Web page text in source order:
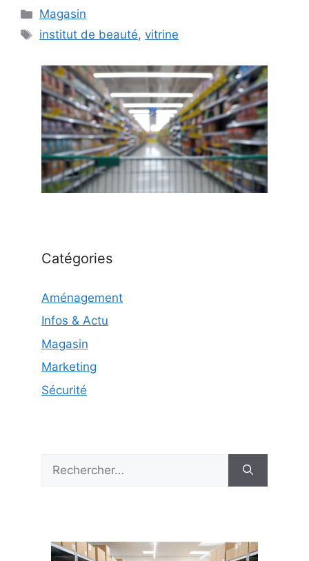
Catégories
Magasin
Étiquettes
institut de beauté,vitrine
Catégories
Aménagement
Infos & Actu
Magasin
Marketing
Sécurité